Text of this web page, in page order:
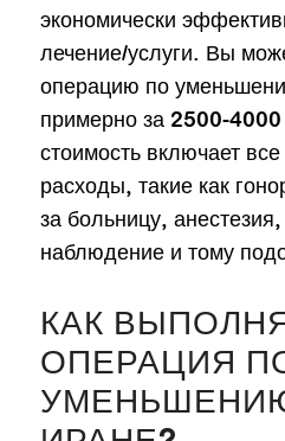
экономически
лечение/услуги. Вы
операцию по
примерно за 2500-
стоимость включает
расходы, такие как
за больницу,
наблюдение и тому
КАК
ОПЕРАЦИЯ